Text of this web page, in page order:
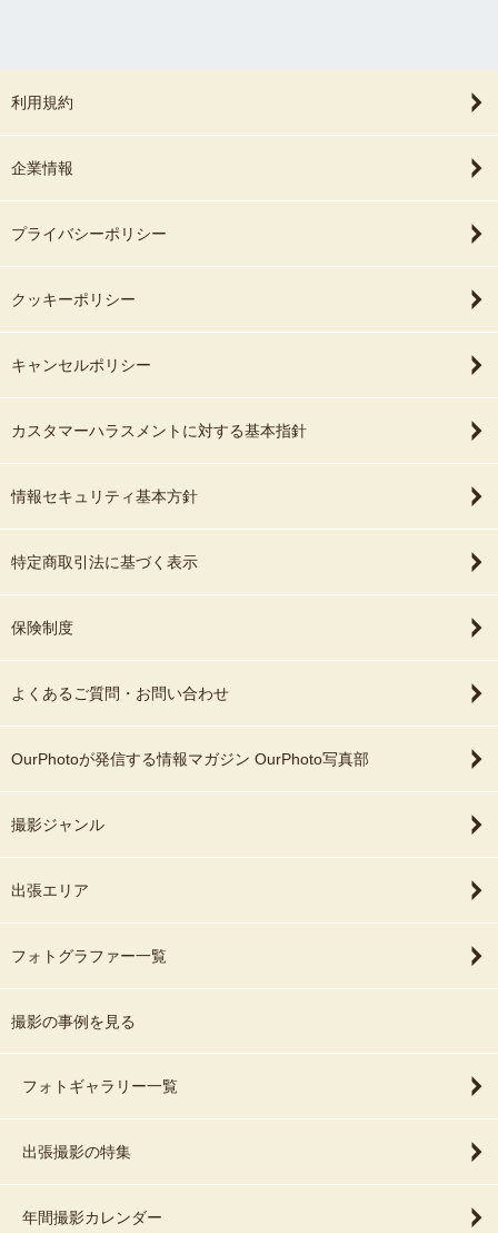
利用規約
企業情報
プライバシーポリシー
クッキーポリシー
キャンセルポリシー
カスタマーハラスメントに対する基本指針
情報セキュリティ基本方針
特定商取引法に基づく表示
保険制度
よくあるご質問・お問い合わせ
OurPhotoが発信する情報マガジン OurPhoto写真部
撮影ジャンル
出張エリア
フォトグラファー一覧
撮影の事例を見る
フォトギャラリー一覧
出張撮影の特集
年間撮影カレンダー